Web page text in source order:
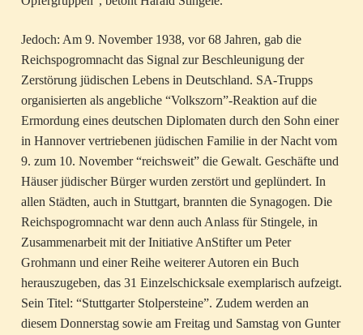
Jedoch: Am 9. November 1938, vor 68 Jahren, gab die
Reichspogromnacht das Signal zur Beschleunigung der
Zerstörung jüdischen Lebens in Deutschland. SA-Trupps
organisierten als angebliche “Volkszorn”-Reaktion auf die
Ermordung eines deutschen Diplomaten durch den Sohn einer
in Hannover vertriebenen jüdischen Familie in der Nacht vom
9. zum 10. November “reichsweit” die Gewalt. Geschäfte und
Häuser jüdischer Bürger wurden zerstört und geplündert. In
allen Städten, auch in Stuttgart, brannten die Synagogen. Die
Reichspogromnacht war denn auch Anlass für Stingele, in
Zusammenarbeit mit der Initiative AnStifter um Peter
Grohmann und einer Reihe weiterer Autoren ein Buch
herauszugeben, das 31 Einzelschicksale exemplarisch aufzeigt.
Sein Titel: “Stuttgarter Stolpersteine”. Zudem werden an
diesem Donnerstag sowie am Freitag und Samstag von Gunter